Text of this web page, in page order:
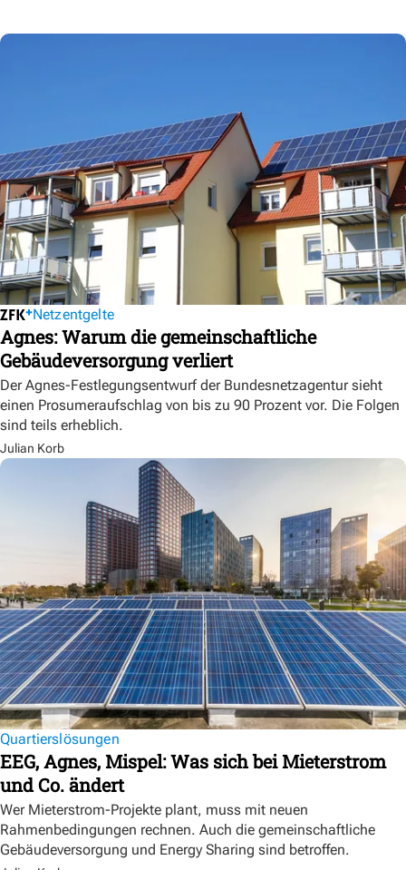
Netzentgelte
Agnes: Warum die gemeinschaftliche
Gebäudeversorgung verliert
Der Agnes-Festlegungsentwurf der Bundesnetzagentur sieht
einen Prosumeraufschlag von bis zu 90 Prozent vor. Die Folgen
sind teils erheblich.
Julian Korb
Quartierslösungen
EEG, Agnes, Mispel: Was sich bei Mieterstrom
und Co. ändert
Wer Mieterstrom-Projekte plant, muss mit neuen
Rahmenbedingungen rechnen. Auch die gemeinschaftliche
Gebäudeversorgung und Energy Sharing sind betroffen.